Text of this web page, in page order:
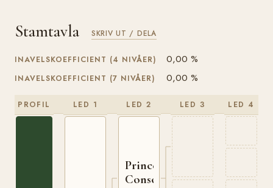
Stamtavla SKRIV UT / DELA
INAVELSKOEFFICIENT (4 NIVÅER) 0,00 %
INAVELSKOEFFICIENT (7 NIVÅER) 0,00 %
PROFIL LED 1 LED 2
Prince
Consort
LED 3 LED 4